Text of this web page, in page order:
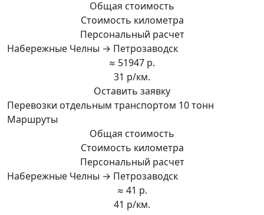
Общая стоимость
Стоимость километра
Персональный расчет
Набережные Челны → Петрозаводск
≈ 51947 р.
31 р/км.
Оставить заявку
Перевозки отдельным транспортом 10 тонн
Маршруты
Общая стоимость
Стоимость километра
Персональный расчет
Набережные Челны → Петрозаводск
≈ 41 р.
41 р/км.